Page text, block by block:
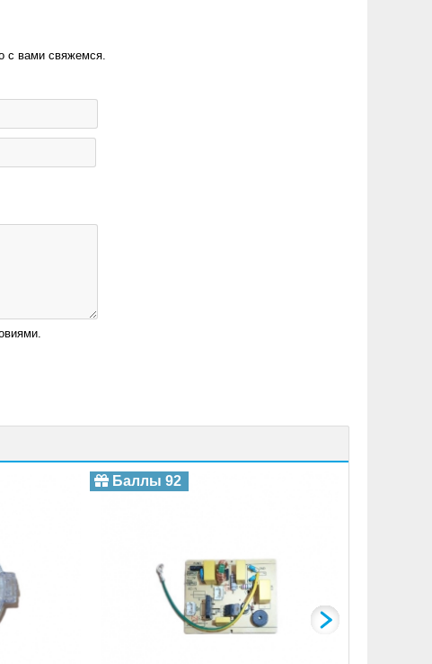
с вами свяжемся.
Баллы 92